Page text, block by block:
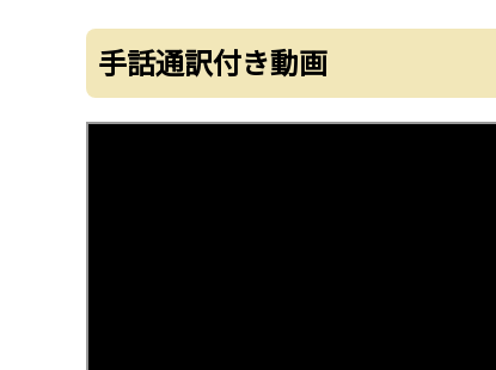
手話通訳付き動画